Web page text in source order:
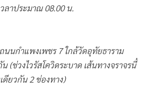
ลาประมาณ 08.00 น.
นนกำแพงเพชร 7 ใกล้วัดอุทัยธาราม
(ช่วงไวรัสโควิดระบาด เส้นทางจราจรนี้
ดียวกัน 2 ช่องทาง)